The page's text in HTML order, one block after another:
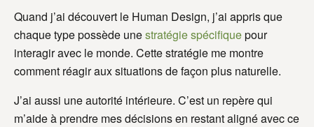
Quand j’ai découvert le Human Design, j’ai appris que
chaque type possède unestratégie spécifiquepour
interagir avec le monde. Cette stratégie me montre
comment réagir aux situations de façon plus naturelle.
J’ai aussi une autorité intérieure. C’est un repère qui
m’aide à prendre mes décisions en restant aligné avec ce